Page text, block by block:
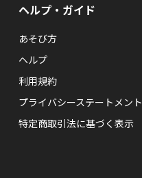
ヘルプ・ガイド
あそび方
ヘルプ
利用規約
プライバシーステートメント
特定商取引法に基づく表示